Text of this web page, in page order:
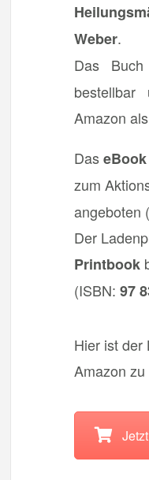
Weber.
Das
Amazon
Das
zum
angeboten
Der
Printbook
(ISBN:97
Hier ist der
Amazon